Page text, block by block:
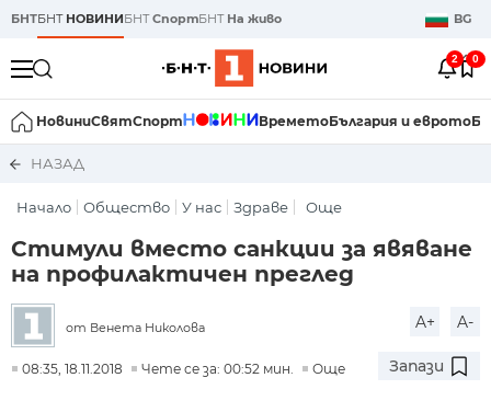
БНТБНТ НОВИНИБНТСпортБНТ На живо BG
2 0
НовиниСвятСпорт ВреметоБългария и еврото
НАЗАД
Начало Общество У нас Здраве Още
Стимули вместо санкции за явяване
на профилактичен преглед
от Венета Николова A+ A-
08:35, 18.11.2018 Чете се за: 00:52 мин. Още Запази